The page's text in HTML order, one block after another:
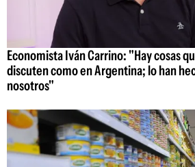
Economista Iván Carrino: "Hay cosas
discuten como en Argentina; lo han
nosotros"